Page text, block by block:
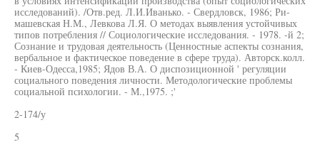
исследований). /Отв.ред. Л.И.Иванько. - Свердловск, 1986; Ри-
машевская Н.М., Левкова Л.Я. О методах выявления устойчивых
типов потребления // Социологические исследования. - 1978. -й 2;
Сознание и трудовая деятельность (Ценностные аспекты сознания,
вербальное и фактическое поведение в сфере труда). Авторск.колл.
- Киев-Одесса,1985; Ядов В.А. О диспозиционной ' регуляции
социального поведения личности. Методологические проблемы
социальной психологии. - М.,1975. ;'
2-174/у
5